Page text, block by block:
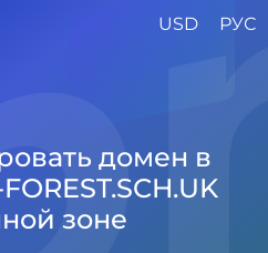
USD РУС
домен в
зоне